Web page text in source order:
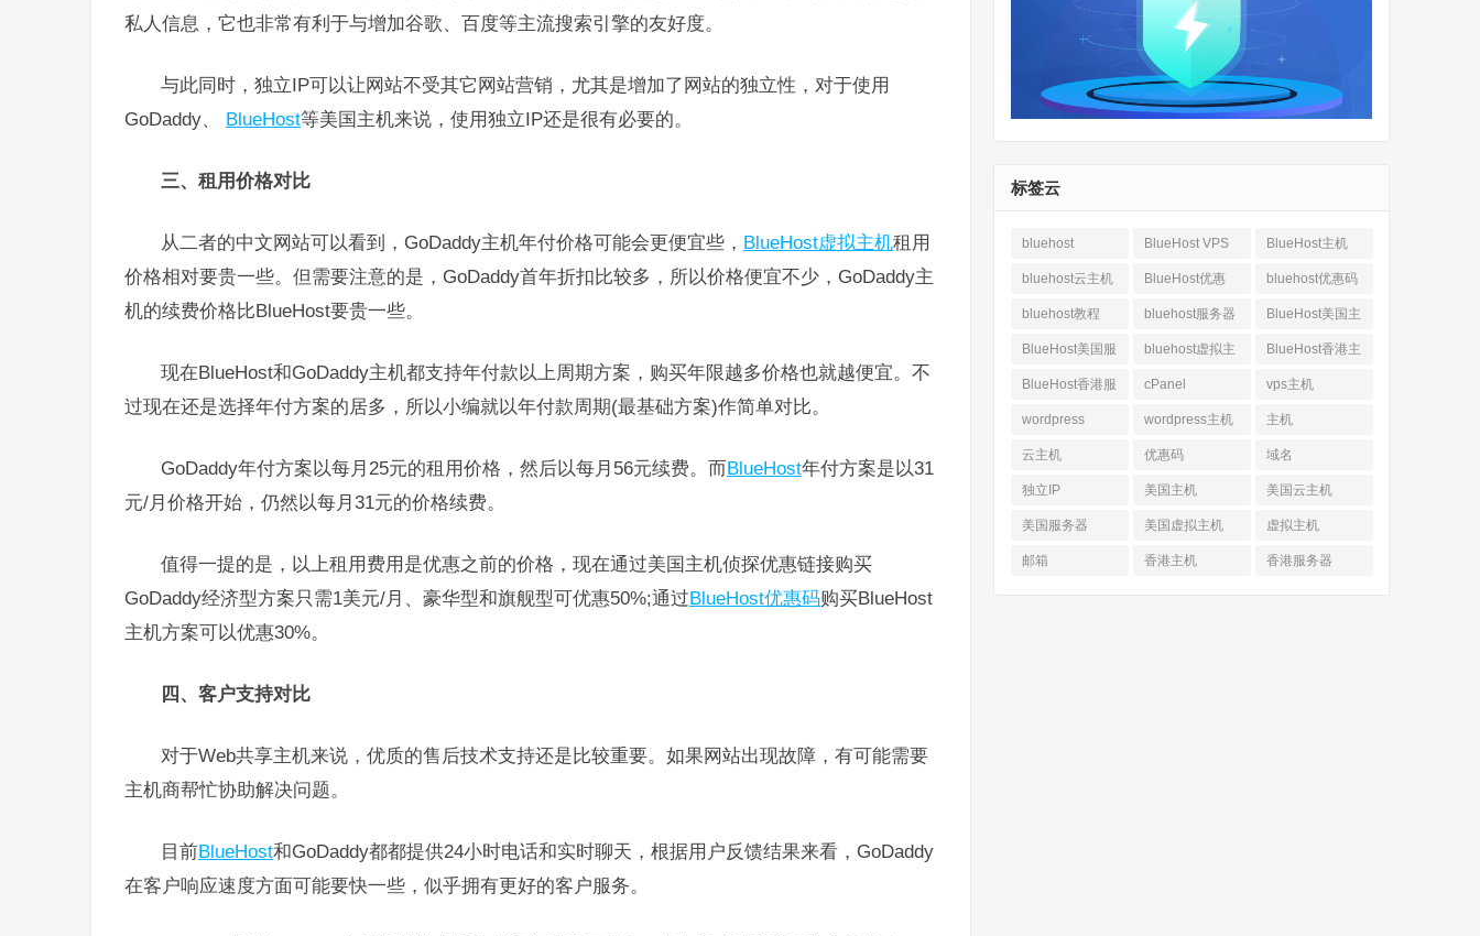
私人信息，它也非常有利于与增加谷歌、百度等主流搜索引擎的友好度。
与此同时，独立IP可以让网站不受其它网站营销，尤其是增加了网站的独立性，对于使用
GoDaddy、 BlueHost等美国主机来说，使用独立IP还是很有必要的。
三、租用价格对比
从二者的中文网站可以看到，GoDaddy主机年付价格可能会更便宜些， BlueHost虚拟主机租用
价格相对要贵一些。但需要注意的是，GoDaddy首年折扣比较多，所以价格便宜不少，GoDaddy主
机的续费价格比BlueHost要贵一些。
现在BlueHost和GoDaddy主机都支持年付款以上周期方案，购买年限越多价格也就越便宜。不
过现在还是选择年付方案的居多，所以小编就以年付款周期(最基础方案)作简单对比。
GoDaddy年付方案以每月25元的租用价格，然后以每月56元续费。而BlueHost年付方案是以31
元/月价格开始，仍然以每月31元的价格续费。
值得一提的是，以上租用费用是优惠之前的价格，现在通过美国主机侦探优惠链接购买
GoDaddy经济型方案只需1美元/月、豪华型和旗舰型可优惠50%;通过BlueHost优惠码购买BlueHost
主机方案可以优惠30%。
四、客户支持对比
对于Web共享主机来说，优质的售后技术支持还是比较重要。如果网站出现故障，有可能需要
主机商帮忙协助解决问题。
目前BlueHost和GoDaddy都都提供24小时电话和实时聊天，根据用户反馈结果来看，GoDaddy
在客户响应速度方面可能要快一些，似乎拥有更好的客户服务。
标签云
bluehost BlueHost VPS BlueHost主机
bluehost云主机 BlueHost优惠 bluehost优惠码
bluehost教程 bluehost服务器
BlueHost美国主
机
BlueHost美国服
务器
bluehost虚拟主
机
BlueHost香港主
机
BlueHost香港服
务器
cPanel vps主机
wordpress wordpress主机 主机
云主机 优惠码 域名
独立IP 美国主机 美国云主机
美国服务器 美国虚拟主机 虚拟主机
邮箱 香港主机 香港服务器